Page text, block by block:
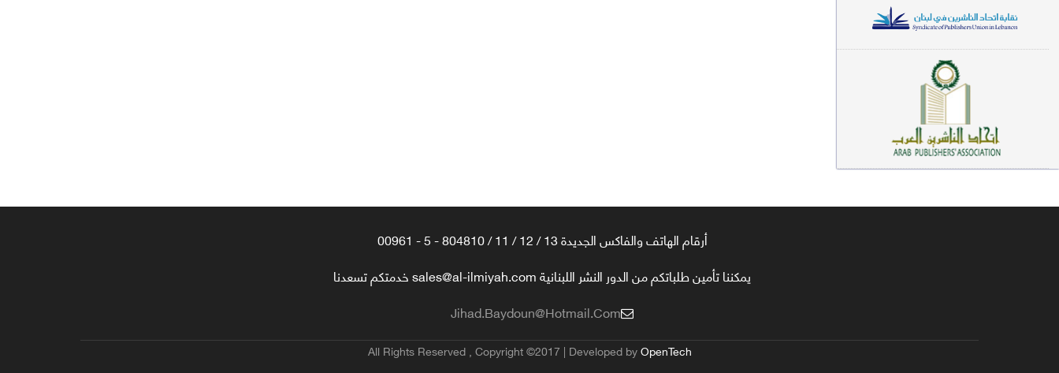
سير وتراجم (90)
معاجم لغوية (89)
سيرة نبوية وتصوف (81)
دراسات إسلامية (75)
شعر (72)
علوم قرآن (66)
فقه عام وأحكام فقهية (62)
أرقام الهاتف والفاكس الجديدة 13 / 12 / 11 / 804810 - 5 - 00961
يمكننا تأمين طلباتكم من الدور النشر اللبنانية sales@al-ilmiyah.com خدمتكم تسعدنا
Jihad.baydoun@hotmail.com
All Rights Reserved , Copyright ©2017 | Developed byOpenTech